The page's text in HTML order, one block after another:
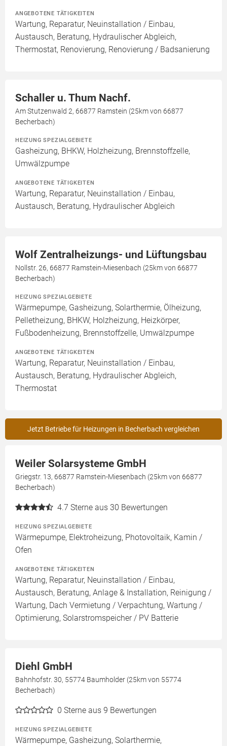
ANGEBOTENE TÄTIGKEITEN
Wartung, Reparatur, Neuinstallation / Einbau,
Austausch, Beratung, Hydraulischer Abgleich,
Thermostat, Renovierung, Renovierung / Badsanierung
Schaller u. Thum Nachf.
Am Stutzenwald 2, 66877 Ramstein (25km von 66877
Becherbach)
HEIZUNG SPEZIALGEBIETE
Gasheizung, BHKW, Holzheizung, Brennstoffzelle,
Umwälzpumpe
ANGEBOTENE TÄTIGKEITEN
Wartung, Reparatur, Neuinstallation / Einbau,
Austausch, Beratung, Hydraulischer Abgleich
Wolf Zentralheizungs- und Lüftungsbau
Nollstr. 26, 66877 Ramstein-Miesenbach (25km von 66877
Becherbach)
HEIZUNG SPEZIALGEBIETE
Wärmepumpe, Gasheizung, Solarthermie, Ölheizung,
Pelletheizung, BHKW, Holzheizung, Heizkörper,
Fußbodenheizung, Brennstoffzelle, Umwälzpumpe
ANGEBOTENE TÄTIGKEITEN
Wartung, Reparatur, Neuinstallation / Einbau,
Austausch, Beratung, Hydraulischer Abgleich,
Thermostat
Jetzt Betriebe für Heizungen in Becherbach vergleichen
Weiler Solarsysteme GmbH
Griegstr. 13, 66877 Ramstein-Miesenbach (25km von 66877
Becherbach)
4.7 Sterne aus 30 Bewertungen
HEIZUNG SPEZIALGEBIETE
Wärmepumpe, Elektroheizung, Photovoltaik, Kamin /
Ofen
ANGEBOTENE TÄTIGKEITEN
Wartung, Reparatur, Neuinstallation / Einbau,
Austausch, Beratung, Anlage & Installation, Reinigung /
Wartung, Dach Vermietung / Verpachtung, Wartung /
Optimierung, Solarstromspeicher / PV Batterie
Diehl GmbH
Bahnhofstr. 30, 55774 Baumholder (25km von 55774
Becherbach)
0 Sterne aus 9 Bewertungen
HEIZUNG SPEZIALGEBIETE
Wärmepumpe, Gasheizung, Solarthermie,